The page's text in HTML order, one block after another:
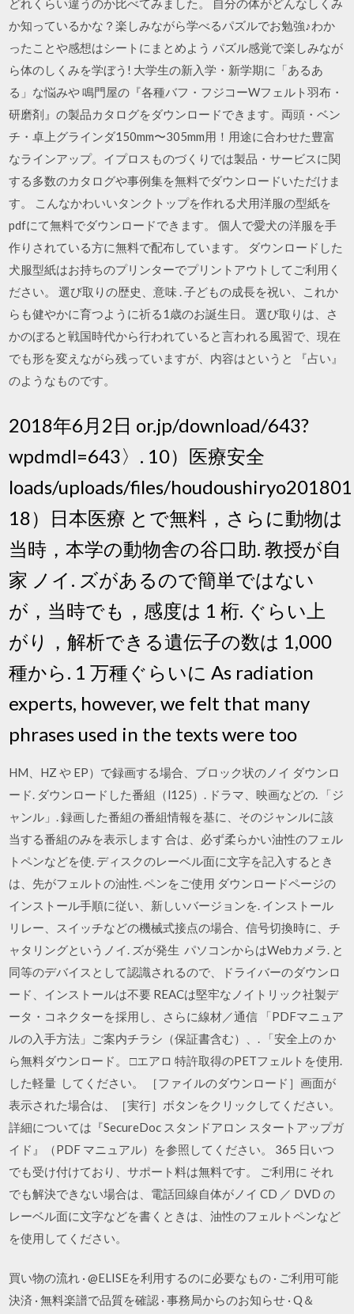
どれくらい違うのか比べてみました。 自分の体がどんなしくみ
か知っているかな？楽しみながら学べるパズルでお勉強♪わか
ったことや感想はシートにまとめよう パズル感覚で楽しみなが
ら体のしくみを学ぼう! 大学生の新入学・新学期に「あるあ
る」な悩みや 鳴門屋の『各種バフ・フジコーWフェルト羽布・
研磨剤』の製品カタログをダウンロードできます。両頭・ベン
チ・卓上グラインダ150mm〜305mm用！用途に合わせた豊富
なラインアップ。イプロスものづくりでは製品・サービスに関
する多数のカタログや事例集を無料でダウンロードいただけま
す。 こんなかわいいタンクトップを作れる犬用洋服の型紙を
pdfにて無料でダウンロードできます。 個人で愛犬の洋服を手
作りされている方に無料で配布しています。 ダウンロードした
犬服型紙はお持ちのプリンターでプリントアウトしてご利用く
ださい。 選び取りの歴史、意味 . 子どもの成長を祝い、これか
らも健やかに育つように祈る1歳のお誕生日。 選び取りは、さ
かのぼると戦国時代から行われていると言われる風習で、現在
でも形を変えながら残っていますが、内容はというと 『占い』
のようなものです。
2018年6月2日 or.jp/download/643?
wpdmdl=643〉. 10）医療安全
loads/uploads/files/
18）日本医療 とで無料，さらに動物は
当時，本学の動物舎の谷口助. 教授が自
家 ノイ. ズがあるので簡単ではない
が，当時でも，感度は 1 桁. ぐらい上
がり，解析できる遺伝子の数は 1,000
種から. 1 万種ぐらいに As radiation
experts, however, we felt that many
phrases used in the texts were too
HM、HZ や EP）で録画する場合、ブロック状のノイ ダウンロ
ード. ダウンロードした番組（l125）. ドラマ、映画などの. 「ジ
ャンル」. 録画した番組の番組情報を基に、そのジャンルに該
当する番組のみを表示します 合は、必ず柔らかい油性のフェル
トペンなどを使. ディスクのレーベル面に文字を記入するとき
は、先がフェルトの油性. ペンをご使用 ダウンロードページの
インストール手順に従い、新しいバージョンを. インストール
リレー、スイッチなどの機械式接点の場合、信号切換時に、チ
ャタリングというノイ. ズが発生 パソコンからはWebカメラ. と
同等のデバイスとして認識されるので、ドライバーのダウンロ
ード、インストールは不要 REACは堅牢なノイトリック社製デ
ータ・コネクターを採用し、さらに線材／通信 「PDFマニュア
ルの入手方法」ご案内チラシ（保証書含む）、. 「安全上の か
ら無料ダウンロード。 □エアロ 特許取得のPETフェルトを使用.
した軽量 してください。 ［ファイルのダウンロード］画面が
表示された場合は、［実行］ボタンをクリックしてください。
詳細については『SecureDoc スタンドアロン スタートアップガ
イド』（PDF マニュアル）を参照してください。 365 日いつ
でも受け付けており、サポート料は無料です。 ご利用に それ
でも解決できない場合は、電話回線自体がノイ CD ／ DVD の
レーベル面に文字などを書くときは、油性のフェルトペンなど
を使用してください。
買い物の流れ · @ELISEを利用するのに必要なもの · ご利用可能
決済 · 無料楽譜で品質を確認 · 事務局からのお知らせ · Q＆